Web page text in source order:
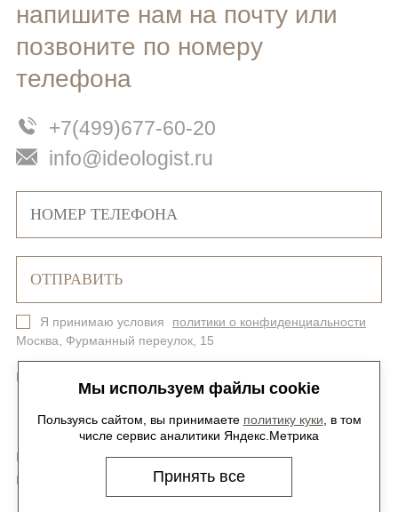
Москва, Фурманный переулок, 15
Политика конфиденциальности
Мы в соцсетях -@ideologist.plus
Карьера -
hr@ideologist.ru
напишите нам на почту или
позвоните по номеру
телефона
+7(499)677-60-20
info@ideologist.ru
Я принимаю условия политики о конфиденциальности
Мы используем файлы cookie
Пользуясь сайтом, вы принимаете политику куки , в том
числе сервис аналитики Яндекс.Метрика
Принять все